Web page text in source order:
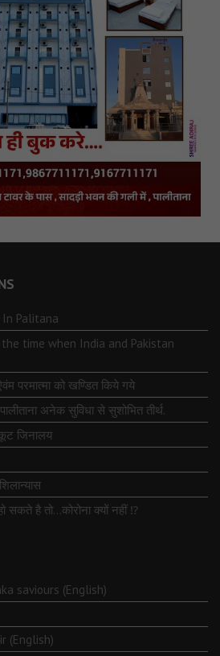
Palitana
time when India and Pakistan
परमात्मा को खण्डित किये गये
अनेक सुविधा से सुशोभित तीर्थ.
जिनालय
है तो…कोरोना क्यों नहीं ⁉️
saviours (English)
(English)